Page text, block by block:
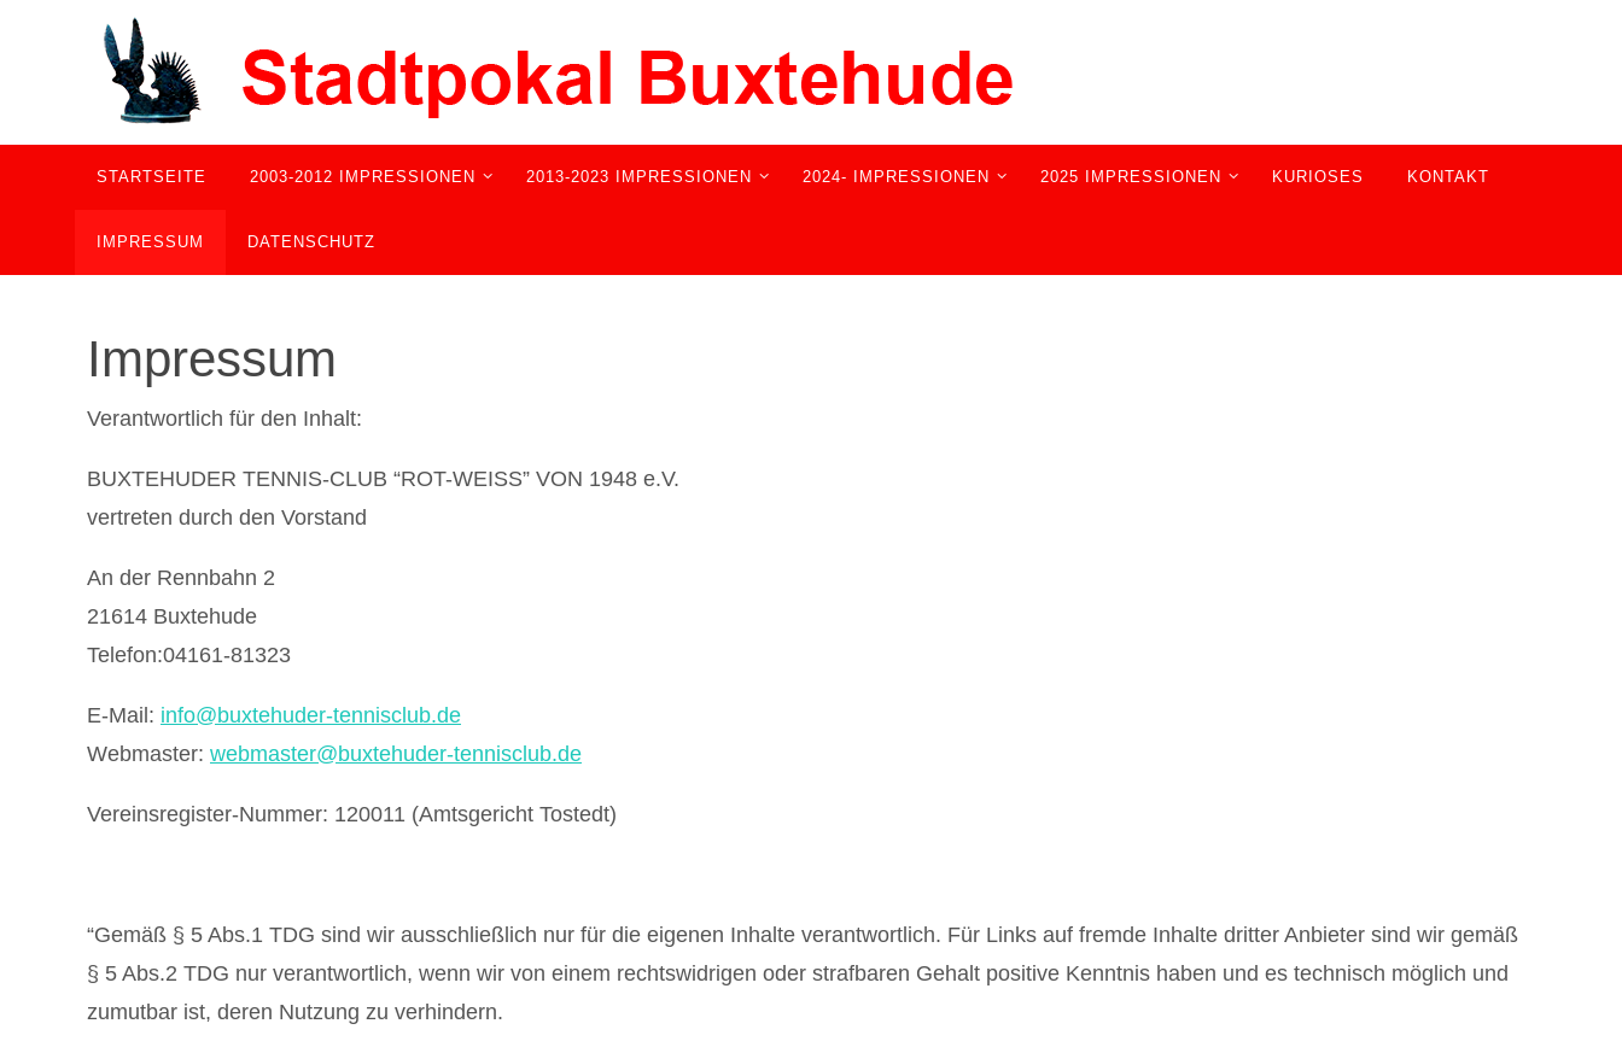
STARTSEITE 2003-2012 IMPRESSIONEN 2013-2023 IMPRESSIONEN 2024- IMPRESSIONEN 2025 IMPRESSIONEN KURIOSES KONTAKT
IMPRESSUM DATENSCHUTZ
Impressum
Verantwortlich für den Inhalt:
BUXTEHUDER TENNIS-CLUB “ROT-WEISS” VON 1948 e.V.
vertreten durch den Vorstand
An der Rennbahn 2
21614 Buxtehude
Telefon:04161-81323
E-Mail: info@buxtehuder-tennisclub.de
Webmaster: webmaster@buxtehuder-tennisclub.de
Vereinsregister-Nummer: 120011 (Amtsgericht Tostedt)
“Gemäß § 5 Abs.1 TDG sind wir ausschließlich nur für die eigenen Inhalte verantwortlich. Für Links auf fremde Inhalte dritter Anbieter sind wir gemäß
§ 5 Abs.2 TDG nur verantwortlich, wenn wir von einem rechtswidrigen oder strafbaren Gehalt positive Kenntnis haben und es technisch möglich und
zumutbar ist, deren Nutzung zu verhindern.